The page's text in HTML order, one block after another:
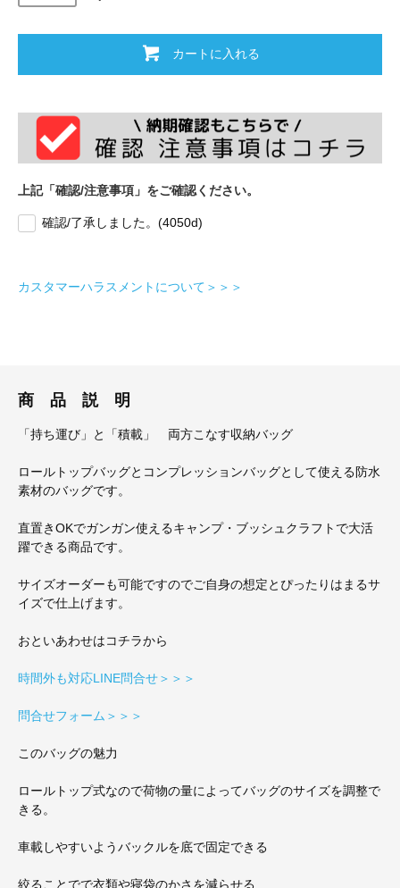
カートに入れる
上記「確認/注意事項」をご確認ください。
確認/了承しました。(4050d)
カスタマーハラスメントについて＞＞＞
商 品 説 明
「持ち運び」と「積載」 両方こなす収納バッグ
ロールトップバッグとコンプレッションバッグとして使える防水
素材のバッグです。
直置きOKでガンガン使えるキャンプ・ブッシュクラフトで大活
躍できる商品です。
サイズオーダーも可能ですのでご自身の想定とぴったりはまるサ
イズで仕上げます。
おといあわせはコチラから
時間外も対応LINE問合せ＞＞＞
問合せフォーム＞＞＞
このバッグの魅力
ロールトップ式なので荷物の量によってバッグのサイズを調整で
きる。
車載しやすいようバックルを底で固定できる
絞ることでで衣類や寝袋のかさを減らせる